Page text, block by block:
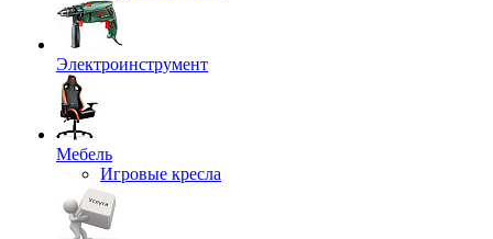
Электроинструмент
Мебель
Игровые кресла